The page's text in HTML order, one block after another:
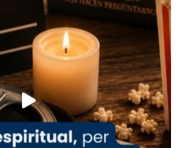
Barcelonais at Catedral
juliol, ha tingut lloc la
en agraïment al
de la visita apostòlica
a Barcelona, i als
Catedral de Barcelona.